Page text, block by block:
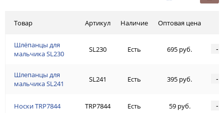
Товар
Шлёпанцы для
мальчика SL230
Шлепанцы для
мальчика SL241
Носки TRP7844
Артикул Наличие Оптовая цена
SL230 Есть 695 руб. -
SL241 Есть 395 руб. -
TRP7844 Есть 59 руб. -